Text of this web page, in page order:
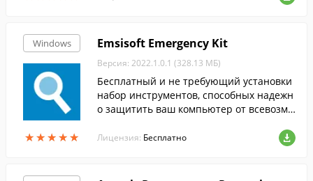
Windows
★★★★★
★★★★★
Emsisoft Emergency Kit
Версия: 2022.1.0.1 (328.13 МБ)
Бесплатный и не требующий установки
набор инструментов, способных надежн
о защитить ваш компьютер от всевозмо
Лицензия: Бесплатно